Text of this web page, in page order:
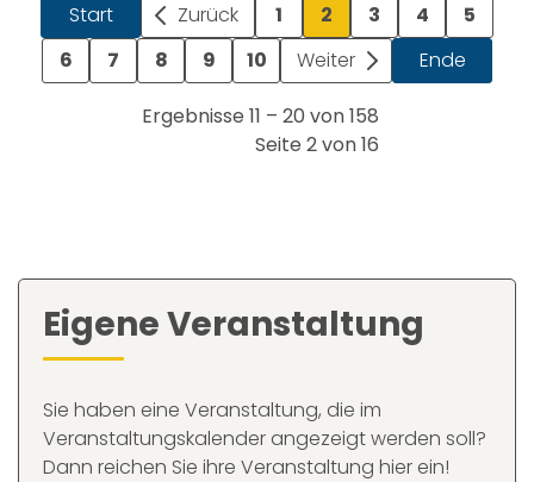
Start Zurück 1 2 3 4
5
6
7 8 9 10 Weiter Ende
Ergebnisse 11 – 20 von 158
Seite 2 von 16
Eigene Veranstaltung
Sie haben eine Veranstaltung, die im
Veranstaltungskalender angezeigt werden soll?
Dann reichen Sie ihre Veranstaltung hier ein!